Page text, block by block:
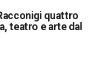
quattro
teatro e arte dal